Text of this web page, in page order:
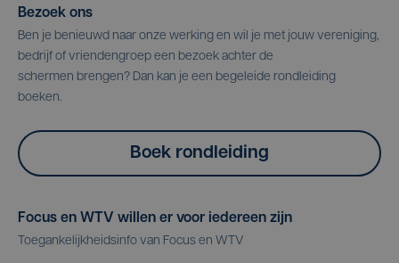
Bezoek ons
Ben je benieuwd naar onze werking en wil je met jouw vereniging,
bedrijf of vriendengroep een bezoek achter de
schermen brengen? Dan kan je een begeleide rondleiding
boeken.
Boek rondleiding
Focus en WTV willen er voor iedereen zijn
Toegankelijkheidsinfo van Focus en WTV